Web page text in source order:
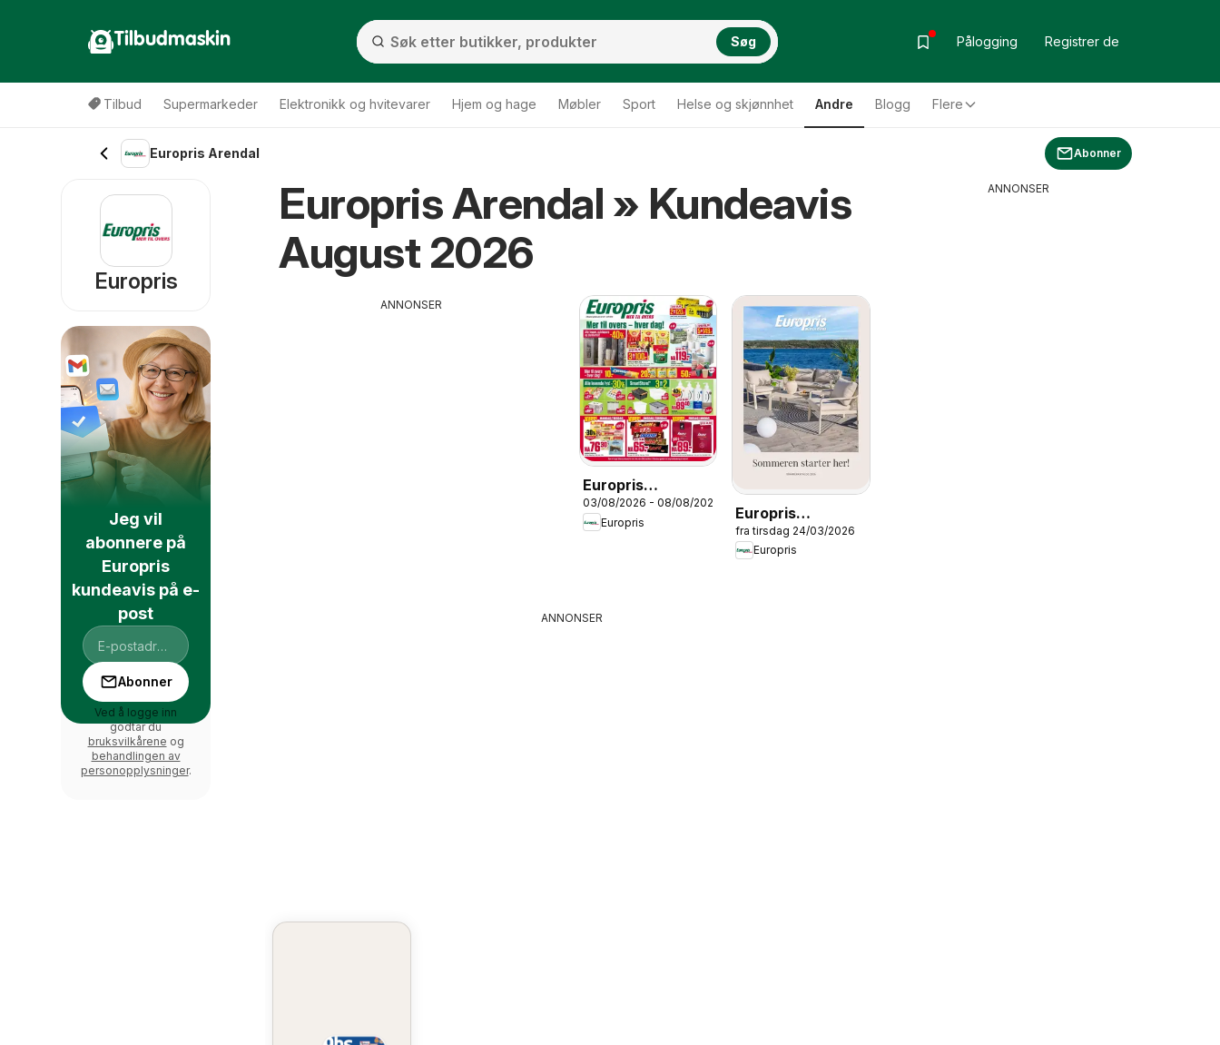
Tilbudmaskin Søg Pålogging Registrer de
Tilbud Supermarkeder Elektronikk og hvitevarer Hjem og hage Møbler Sport Helse og skjønnhet Andre Blogg Flere
Europris Arendal Abonner
Europris Arendal » Kundeavis
August 2026
ANNONSER
Europris
kundeavis
03/08/2026 - 08/08/2026
Europris
Europris
Sommerkatalogen
2026
fra tirsdag 24/03/2026
Europris
ANNONSER
Europris
Jeg vil
abonnere på
Europris
kundeavis på e-
post
Abonner
Ved å logge inn
godtar du
bruksvilkårene og
behandlingen av
personopplysninger.
ANNONSER